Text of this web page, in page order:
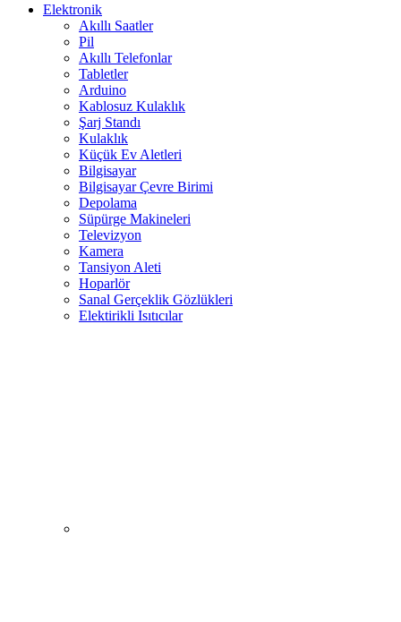
Elektronik
Akıllı Saatler
Pil
Akıllı Telefonlar
Tabletler
Arduino
Kablosuz Kulaklık
Şarj Standı
Kulaklık
Küçük Ev Aletleri
Bilgisayar
Bilgisayar Çevre Birimi
Depolama
Süpürge Makineleri
Televizyon
Kamera
Tansiyon Aleti
Hoparlör
Sanal Gerçeklik Gözlükleri
Elektirikli Isıtıcılar